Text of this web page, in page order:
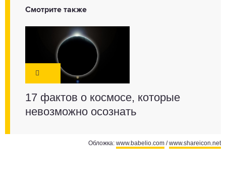
Смотрите также
17 фактов о космосе, которые
невозможно осознать
Обложка: www.babelio.com /www.shareicon.net